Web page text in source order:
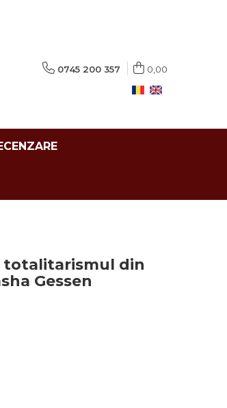
0745 200 357 0,00
totalitarismul din
Gessen